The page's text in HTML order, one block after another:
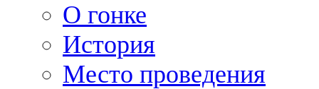
О гонке
История
Место проведения